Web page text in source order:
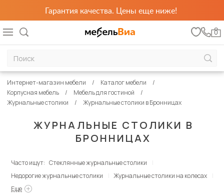
Гарантия качества. Цены еще ниже!
0
ЖУРНАЛЬНЫЕ СТОЛИКИ В
БРОННИЦАХ
Интернет-магазин мебели
Каталог мебели
Корпусная мебель
Мебель для гостиной
Журнальные столики
Журнальные столики в Бронницах
Часто ищут: Стеклянные журнальные столики
Недорогие журнальные столики
Журнальные столики на колесах
Еще